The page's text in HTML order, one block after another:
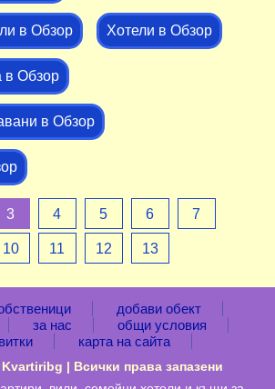
в Обзор Хотели в Обзор
в Обзор
в Обзор
3 4 5 6 7
10 11 12 13
добави обект
за нас
общи условия
карта на сайта
| Всички права запазени